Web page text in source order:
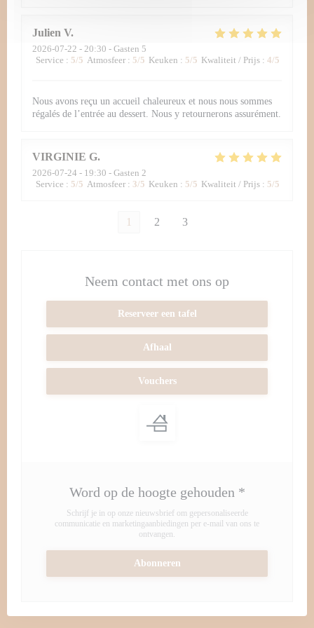
Julien V
2026-07-22 - 20:30 - Gasten 5
Service : 5/5 Atmosfeer : 5/5 Keuken : 5/5 Kwaliteit / Prijs : 4/5
Nous avons reçu un accueil chaleureux et nous nous sommes
régalés de l’entrée au dessert. Nous y retournerons assurément.
VIRGINIE G
2026-07-24 - 19:30 - Gasten 2
Service : 5/5 Atmosfeer : 3/5 Keuken : 5/5 Kwaliteit / Prijs : 5/5
1 2 3
Neem contact met ons op
Reserveer een tafel
Afhaal
Vouchers
Word op de hoogte gehouden *
Schrijf je in op onze nieuwsbrief om gepersonaliseerde
communicatie en marketingaanbiedingen per e-mail van ons te
ontvangen.
Abonneren